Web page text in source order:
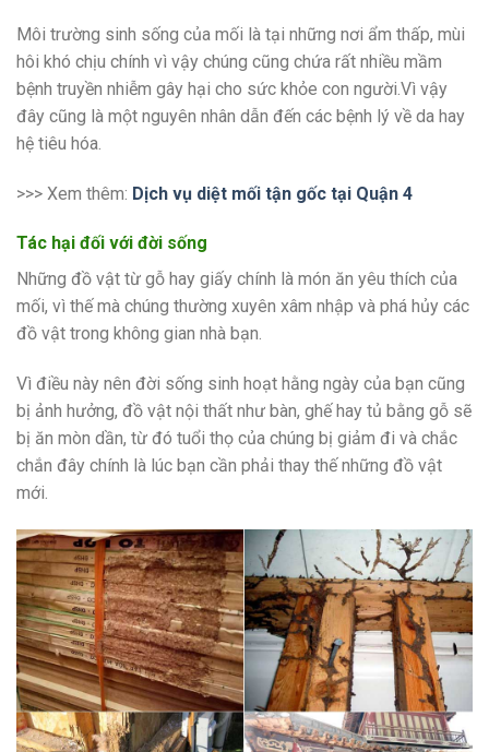
Môi trường sinh sống của mối là tại những nơi ẩm thấp, mùi
hôi khó chịu chính vì vậy chúng cũng chứa rất nhiều mầm
bệnh truyền nhiễm gây hại cho sức khỏe con người.Vì vậy
đây cũng là một nguyên nhân dẫn đến các bệnh lý về da hay
hệ tiêu hóa.
>>> Xem thêm: Dịch vụ diệt mối tận gốc tại Quận 4
Tác hại đối với đời sống
Những đồ vật từ gỗ hay giấy chính là món ăn yêu thích của
mối, vì thế mà chúng thường xuyên xâm nhập và phá hủy các
đồ vật trong không gian nhà bạn.
Vì điều này nên đời sống sinh hoạt hằng ngày của bạn cũng
bị ảnh hưởng, đồ vật nội thất như bàn, ghế hay tủ bằng gỗ sẽ
bị ăn mòn dần, từ đó tuổi thọ của chúng bị giảm đi và chắc
chắn đây chính là lúc bạn cần phải thay thế những đồ vật
mới.